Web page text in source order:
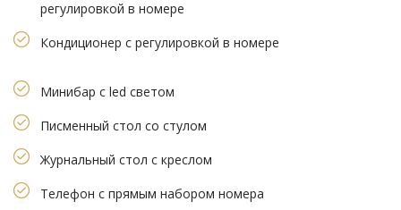
регулировкой в номере
Кондиционер с регулировкой в номере
Минибар с led светом
Писменный стол со стулом
Журнальный стол с креслом
Телефон с прямым набором номера